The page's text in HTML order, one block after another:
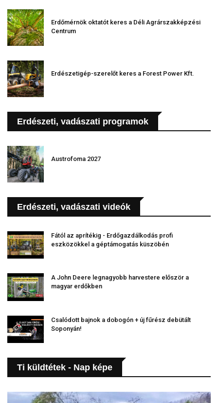
Erdőmérnök oktatót keres a Déli Agrárszakképzési
Centrum
Erdészetigép-szerelőt keres a Forest Power Kft.
Erdészeti, vadászati programok
Austrofoma 2027
Erdészeti, vadászati videók
Fától az aprítékig - Erdőgazdálkodás profi
eszközökkel a géptámogatás küszöbén
A John Deere legnagyobb harvestere először a
magyar erdőkben
Csalódott bajnok a dobogón + új fűrész debütált
Soponyán!
Ti küldtétek - Nap képe